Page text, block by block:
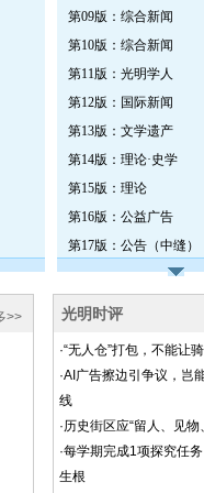
第09版：综合新闻
第10版：综合新闻
第11版：光明学人
第12版：国际新闻
第13版：文学遗产
第14版：理论·史学
第15版：理论
第16版：公益广告
第17版：公告（中缝）